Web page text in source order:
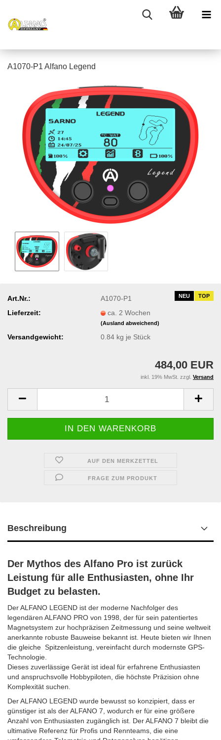
A1070-P1 Alfano Legend
NEU TOP
Art.Nr.:
A1070-P1
Lieferzeit:
ca. 2 Wochen
(Ausland abweichend)
Versandgewicht: 0.84 kg je Stück
484,00 EUR
inkl. 19% MwSt. zzgl. Versand
AUF DEN MERKZETTEL
FRAGE ZUM PRODUKT
Beschreibung
Der Mythos des Alfano Pro ist zurück
Leistung für alle Enthusiasten, ohne Ihr
Budget zu belasten.
Der ALFANO LEGEND ist der moderne Nachfolger des
legendären ALFANO PRO von 1998, der für sein patentiertes
Magnetsystem zur hochpräzisen Zeitmessung und seine weltweit
anerkannte robuste Bauweise bekannt ist. Heute bieten wir Ihnen
die gleiche Spitzenleistung, vereinfacht durch modernste GPS-
Technologie.
Dieses zuverlässige Gerät ist ideal für erfahrene Enthusiasten
und anspruchsvolle Hobbypiloten, die höchste Präzision ohne
Komplexität suchen.
Der ALFANO LEGEND wurde bewusst so konzipiert, dass er
günstiger ist als der ALFANO 7, wodurch er für eine größere
Anzahl von Enthusiasten zugänglich ist. Der ALFANO 7 bleibt die
ultimative Referenz für Profis und Rennteams, die eine